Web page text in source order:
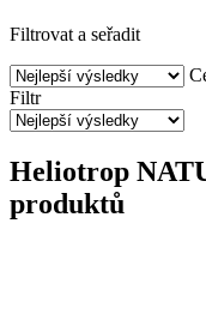
Filtrovat a seřadit
Filtr
Heliotrop
produktů